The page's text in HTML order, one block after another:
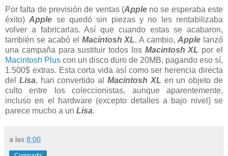
Por falta de previsión de ventas (Appleno se esperaba este
éxito)Apple se quedó sin piezas y no les rentabilizaba
volver a fabricarlas. Así que cuando estas se acabaron,
también se acabó el Macintosh XL. A cambio,Apple lanzó
una campaña para sustituir todos los Macintosh XL por el
Macintosh Plus con un disco duro de 20MB, pagando eso sí,
1.500$ extras. Esta corta vida así como ser herencia directa
del Lisa, han convertido alMacintosh XL en un objeto de
culto entre los coleccionistas, aunque aparentemente,
incluso en el hardware (excepto detalles a bajo nivel) se
parece mucho a un Lisa.
a las 8:00